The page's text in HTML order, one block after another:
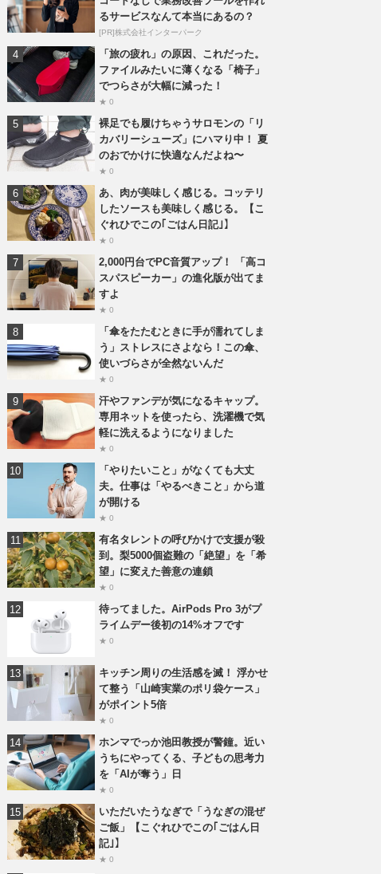
るサービスなんて本当にあるの？
[PR]株式会社インターパーク
「旅の疲れ」の原因、これだった。
ファイルみたいに薄くなる「椅子」
でつらさが大幅に減った！
★ 0
裸足でも履けちゃうサロモンの「リ
カバリーシューズ」にハマり中！ 夏
のおでかけに快適なんだよね〜
★ 0
あ、肉が美味しく感じる。コッテリ
したソースも美味しく感じる。【こ
ぐれひでこの｢ごはん日記｣】
★ 0
2,000円台でPC音質アップ！ 「高コ
スパスピーカー」の進化版が出てま
すよ
★ 0
「傘をたたむときに手が濡れてしま
う」ストレスにさよなら！この傘、
使いづらさが全然ないんだ
★ 0
汗やファンデが気になるキャップ。
専用ネットを使ったら、洗濯機で気
軽に洗えるようになりました
★ 0
「やりたいこと」がなくても大丈
夫。仕事は「やるべきこと」から道
が開ける
★ 0
有名タレントの呼びかけで支援が殺
到。梨5000個盗難の「絶望」を「希
望」に変えた善意の連鎖
★ 0
待ってました。AirPods Pro 3がプ
ライムデー後初の14%オフです
★ 0
キッチン周りの生活感を滅！ 浮かせ
て整う「山崎実業のポリ袋ケース」
がポイント5倍
★ 0
ホンマでっか池田教授が警鐘。近い
うちにやってくる、子どもの思考力
を「AIが奪う」日
★ 0
いただいたうなぎで「うなぎの混ぜ
ご飯」【こぐれひでこの｢ごはん日
記｣】
★ 0